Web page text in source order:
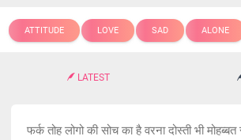
ATTITUDE LOVE SAD ALONE
LATEST
फर्क तोह लोगो की सोच का है वरना दोस्ती भी